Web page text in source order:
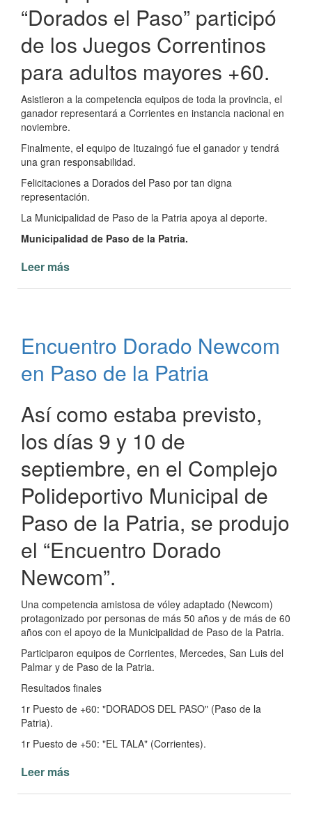
“Dorados el Paso” participó
de los Juegos Correntinos
para adultos mayores +60.
Asistieron a la competencia equipos de toda la provincia, el
ganador representará a Corrientes en instancia nacional en
noviembre.
Finalmente, el equipo de Ituzaingó fue el ganador y tendrá
una gran responsabilidad.
Felicitaciones a Dorados del Paso por tan digna
representación.
La Municipalidad de Paso de la Patria apoya al deporte.
Municipalidad de Paso de la Patria.
Leer más
los
Juegos
Correntinos
mayores
Encuentro Dorado Newcom
en Paso de la Patria
Así como estaba previsto,
los días 9 y 10 de
septiembre, en el Complejo
Polideportivo Municipal de
Paso de la Patria, se produjo
el “Encuentro Dorado
Newcom”.
Una competencia amistosa de vóley adaptado (Newcom)
protagonizado por personas de más 50 años y de más de 60
años con el apoyo de la Municipalidad de Paso de la Patria.
Participaron equipos de Corrientes, Mercedes, San Luis del
Palmar y de Paso de la Patria.
Resultados finales
1r Puesto de +60: "DORADOS DEL PASO" (Paso de la
Patria).
1r Puesto de +50: "EL TALA" (Corrientes).
Leer más